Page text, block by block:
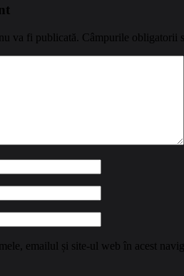
va fi publicată. Câmpurile obligatorii
emailul și site-ul web în acest